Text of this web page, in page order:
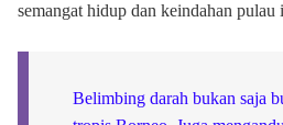
semangat hidup dan keindahan pulau
Belimbing darah bukan saja